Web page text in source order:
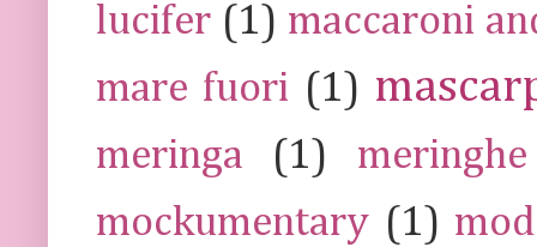
lucifer (1) maccaroni
mare fuori (1)
meringa (1)
meringhe
mockumentary (1)